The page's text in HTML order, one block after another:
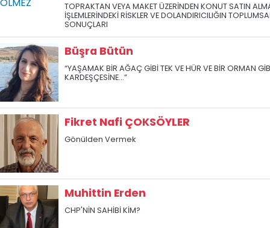
TOPRAKTAN VEYA MAKET ÜZERİNDEN KONUT SATIN
İŞLEMLERİNDEKİ RİSKLER VE DOLANDIRICILIĞIN
SONUÇLARI
Büşra Bütün
“YAŞAMAK BİR AĞAÇ GİBİ TEK VE HÜR VE BİR ORMAN
KARDEŞÇESİNE...”
Fikret Nafi ÇOKSÖYLER
Gönülden Vermek
Muhittin Erden
CHP'NİN SAHİBİ KİM?